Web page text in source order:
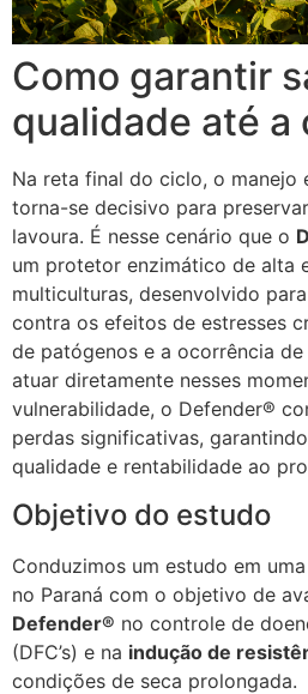
Como garantir
qualidade até a
Na reta final do ciclo, o manejo
torna-se decisivo para
lavoura. É nesse cenário que o
um protetor enzimático de alta
multiculturas, desenvolvido
contra os efeitos de estresses
de patógenos e a ocorrência
atuar diretamente nesses
vulnerabilidade, o Defender®
perdas significativas,
qualidade e rentabilidade ao
Objetivo do estudo
Conduzimos um estudo em
no Paraná com o objetivo de
Defender® no controle de
(DFC’s) e na indução de
condições de seca prolongada.